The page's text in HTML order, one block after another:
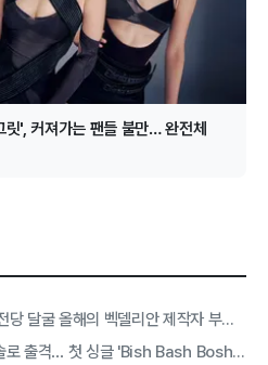
', 커져가는 팬들 불만… 완전체
'한란' 하명미 감독, 영화의전당 달굴 올해의 벡델리안 제작자 부문 선정
오마이걸 미미, 11년 만에 솔로 출격… 첫 싱글 'Bish Bash Bosh'로 당찬 선언